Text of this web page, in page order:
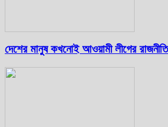
দেশের মানুষ কখনোই আওয়ামী লীগের